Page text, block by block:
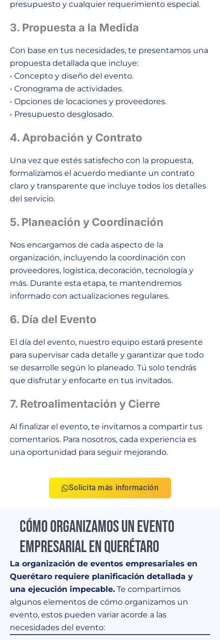
presupuesto y cualquier requerimiento especial.
3. Propuesta a la Medida
Con base en tus necesidades, te presentamos una
propuesta detallada que incluye:
• Concepto y diseño del evento.
• Cronograma de actividades.
• Opciones de locaciones y proveedores.
• Presupuesto desglosado.
4. Aprobación y Contrato
Una vez que estés satisfecho con la propuesta,
formalizamos el acuerdo mediante un contrato
claro y transparente que incluye todos los detalles
del servicio.
5. Planeación y Coordinación
Nos encargamos de cada aspecto de la
organización, incluyendo la coordinación con
proveedores, logística, decoración, tecnología y
más. Durante esta etapa, te mantendremos
informado con actualizaciones regulares.
6. Día del Evento
El día del evento, nuestro equipo estará presente
para supervisar cada detalle y garantizar que todo
se desarrolle según lo planeado. Tú solo tendrás
que disfrutar y enfocarte en tus invitados.
7. Retroalimentación y Cierre
Al finalizar el evento, te invitamos a compartir tus
comentarios. Para nosotros, cada experiencia es
una oportunidad para seguir mejorando.
Solicita más información
Cómo Organizamos un Evento
Empresarial en Querétaro
La organización de eventos empresariales en
Querétaro requiere planificación detallada y
una ejecución impecable. Te compartimos
algunos elementos de cómo organizamos un
evento, estos pueden variar acorde a las
necesidades del evento: